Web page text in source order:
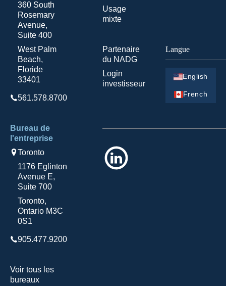
360 South
Rosemary
Avenue,
Suite 400
West Palm
Beach,
Floride
33401
561.578.8700
Bureau de
l'entreprise
Toronto
1176 Eglinton
Avenue E,
Suite 700
Toronto,
Ontario M3C
0S1
905.477.9200
Voir tous les
bureaux
Usage
mixte
Partenaire
du NADG
Login
investisseur
Langue
English
French
LinkedIn